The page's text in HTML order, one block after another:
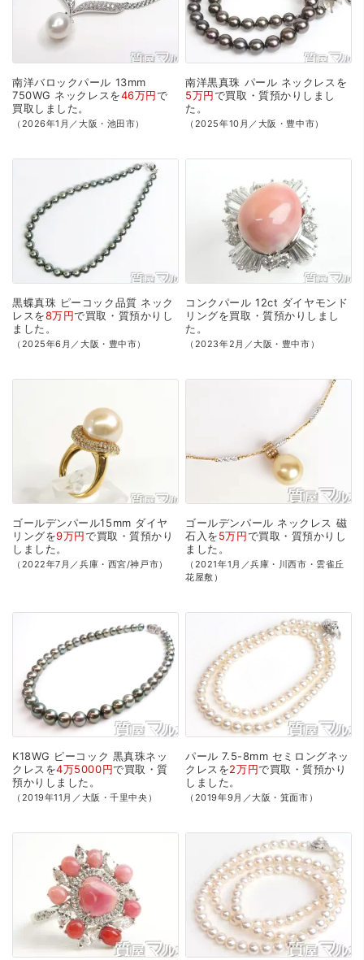
南洋バロックパール 13mm
750WG ネックレスを46万円で
買取 しました。
（2026年1月／大阪・池田市）
南洋黒真珠 パール ネックレスを
5万円で買取・質預かり しまし
た。
（2025年10月／大阪・豊中市）
黒蝶真珠 ピーコック品質 ネック
レスを8万円で買取・質預かり し
ました。
（2025年6月／大阪・豊中市）
コンクパール 12ct ダイヤモンド
リングを買取・質預かり しまし
た。
（2023年2月／大阪・豊中市）
ゴールデンパール15mm ダイヤ
リングを9万円で買取・質預かり
しました。
（2022年7月／兵庫・西宮/神戸市）
ゴールデンパール ネックレス 磁
石入を5万円で買取・質預かり し
ました。
（2021年1月／兵庫・川西市・雲雀丘
花屋敷）
K18WG ピーコック 黒真珠ネッ
クレスを4万5000円で買取・質
預かり しました。
（2019年11月／大阪・千里中央）
パール 7.5-8mm セミロングネッ
クレスを2万円で買取・質預かり
しました。
（2019年9月／大阪・箕面市）